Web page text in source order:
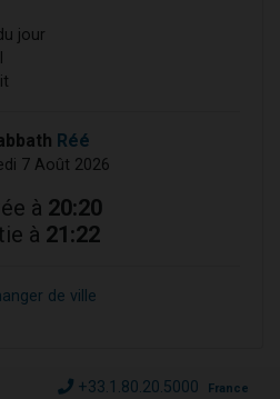
jour
Réé
7 Août 2026
à 20:20
à 21:22
de ville
+33.1.80.20.5000 France